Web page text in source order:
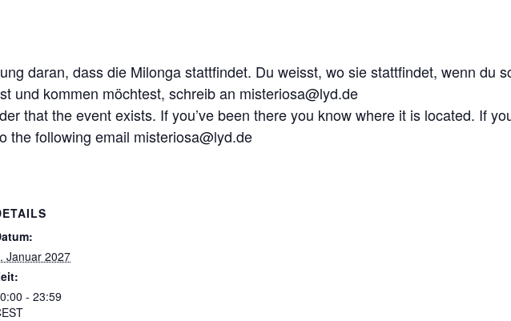
daran, dass die Milonga stattfindet. Du weisst, wo sie stattfindet, wenn du
und kommen möchtest, schreib an misteriosa@lyd.de
that the event exists. If you’ve been there you know where it is located. If
the following email misteriosa@lyd.de
Januar 2027
- 23:59